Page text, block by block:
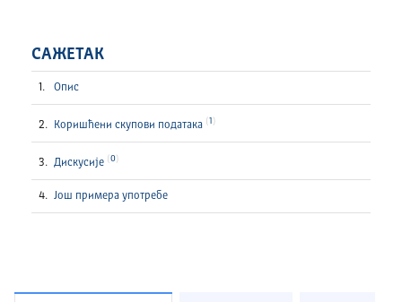
САЖЕТАК
Опис
Коришћени скупови података 1
Дискусије 0
Још примера употребе